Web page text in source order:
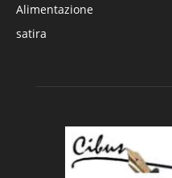
Alimentazione
satira